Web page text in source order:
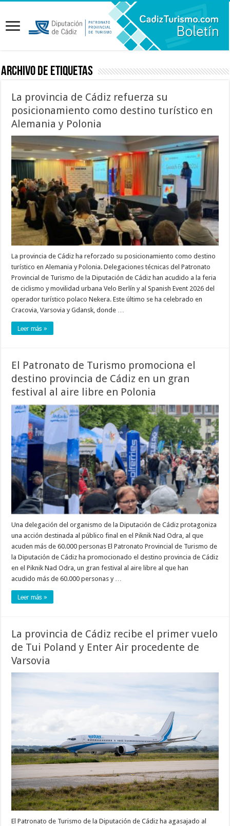
Archivo de etiquetas
La provincia de Cádiz refuerza su
posicionamiento como destino turístico en
Alemania y Polonia
La provincia de Cádiz ha reforzado su posicionamiento como destino
turístico en Alemania y Polonia. Delegaciones técnicas del Patronato
Provincial de Turismo de la Diputación de Cádiz han acudido a la feria
de ciclismo y movilidad urbana Velo Berlín y al Spanish Event 2026 del
operador turístico polaco Nekera. Este último se ha celebrado en
Cracovia, Varsovia y Gdansk, donde …
Leer más »
El Patronato de Turismo promociona el
destino provincia de Cádiz en un gran
festival al aire libre en Polonia
Una delegación del organismo de la Diputación de Cádiz protagoniza
una acción destinada al público final en el Piknik Nad Odra, al que
acuden más de 60.000 personas El Patronato Provincial de Turismo de
la Diputación de Cádiz ha promocionado el destino provincia de Cádiz
en el Piknik Nad Odra, un gran festival al aire libre al que han
acudido más de 60.000 personas y …
Leer más »
La provincia de Cádiz recibe el primer vuelo
de Tui Poland y Enter Air procedente de
Varsovia
El Patronato de Turismo de la Diputación de Cádiz ha agasajado al